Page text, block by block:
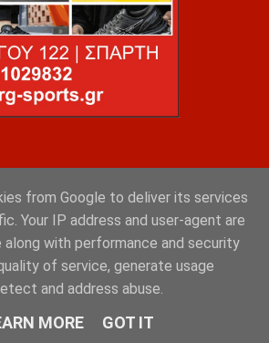
from Google to deliver its services
Your IP address and user-agent are
along with performance and security
of service, generate usage
and address abuse.
MORE GOT IT